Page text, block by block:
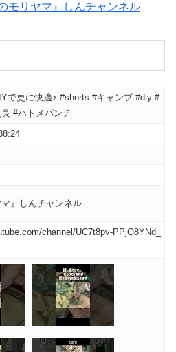
モリヤマ』しんチャンネル
で更に快適♪ #shorts #キャンプ #diy #
#ハトメパンチ
マ』しんチャンネル
channel/UC7t8pv-PPjQ8YNd_